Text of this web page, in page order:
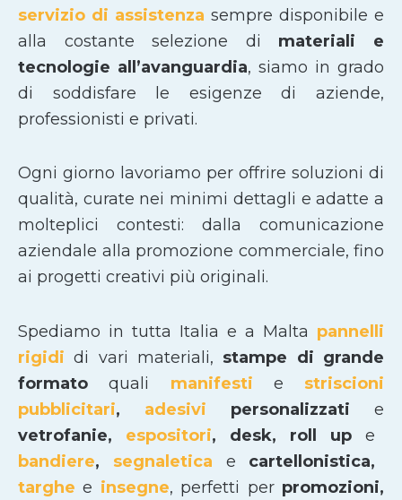
servizio di assistenza sempre disponibile e
alla costante selezione di materiali e
tecnologie all’avanguardia, siamo in grado
di soddisfare le esigenze di aziende,
professionisti e privati.
Ogni giorno lavoriamo per offrire soluzioni di
qualità, curate nei minimi dettagli e adatte a
molteplici contesti: dalla comunicazione
aziendale alla promozione commerciale, fino
ai progetti creativi più originali.
Spediamo in tutta Italia e a Malta pannelli
rigididi vari materiali, stampe di grande
formatoquali manifesti e striscioni
pubblicitari, adesivi personalizzati e
vetrofanie, espositori, desk, roll up e
bandiere, segnaletica e cartellonistica,
targhee insegne, perfetti per promozioni,